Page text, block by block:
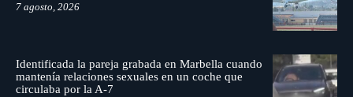
7 agosto, 2026
Identificada la pareja grabada en Marbella cuando
mantenía relaciones sexuales en un coche que
circulaba por la A-7